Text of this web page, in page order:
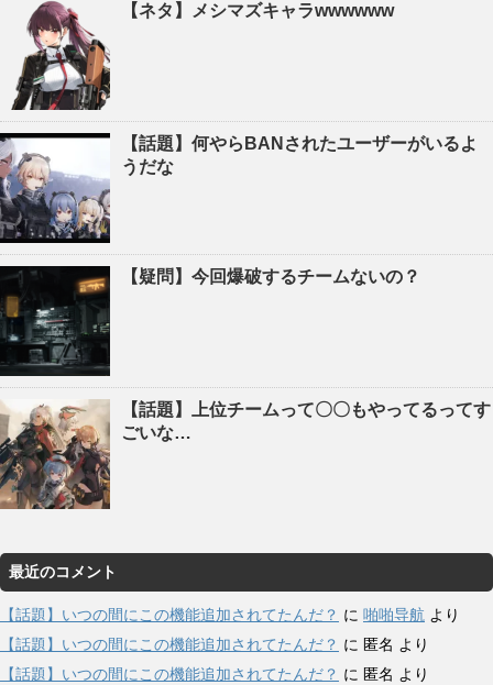
【ネタ】メシマズキャラwwwwww
【話題】何やらBANされたユーザーがいるよ
うだな
【疑問】今回爆破するチームないの？
【話題】上位チームって〇〇もやってるってす
ごいな…
最近のコメント
【話題】いつの間にこの機能追加されてたんだ？ に 啪啪导航 より
【話題】いつの間にこの機能追加されてたんだ？ に 匿名 より
【話題】いつの間にこの機能追加されてたんだ？ に 匿名 より